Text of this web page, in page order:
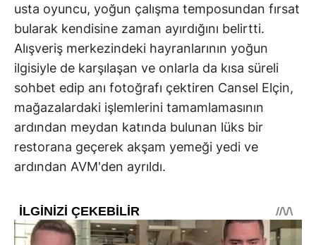
usta oyuncu, yoğun çalışma temposundan fırsat
bularak kendisine zaman ayırdığını belirtti.
Alışveriş merkezindeki hayranlarının yoğun
ilgisiyle de karşılaşan ve onlarla da kısa süreli
sohbet edip anı fotoğrafı çektiren Cansel Elçin,
mağazalardaki işlemlerini tamamlamasının
ardından meydan katında bulunan lüks bir
restorana geçerek akşam yemeği yedi ve
ardından AVM'den ayrıldı.